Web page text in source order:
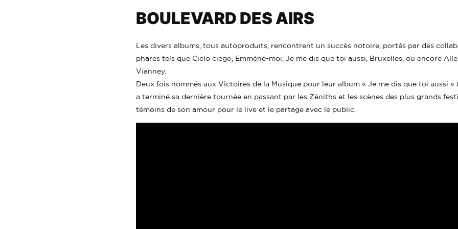
BOULEVARD DES AIRS
Les divers albums, tous autoproduits, rencontrent un succès notoire, portés par des
phares tels que Cielo ciego, Emmène-moi, Je me dis que toi aussi, Bruxelles, ou encore
Vianney.
Deux fois nommés aux Victoires de la Musique pour leur album « Je me dis que toi aussi »
a terminé sa dernière tournée en passant par les Zéniths et les scènes des plus grands
témoins de son amour pour le live et le partage avec le public.